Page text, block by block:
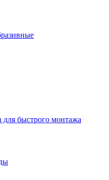
для быстрого монтажа